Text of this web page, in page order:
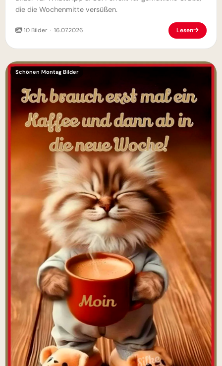
die die Wochenmitte versüßen.
10 Bilder · 16.07.2026 Lesen
Schönen Montag Bilder